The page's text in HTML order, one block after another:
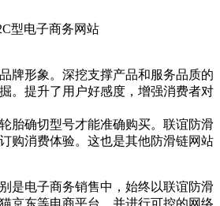
型电子商务网站
牌形象。深挖支撑产品和服务品质的
。提升了用户好感度，增强消费者对
胎确切型号才能准确购买。联谊防滑
购消费体验。这也是其他防滑链网站
是电子商务销售中，始终以联谊防滑
京东等电商平台，并进行可控的网络